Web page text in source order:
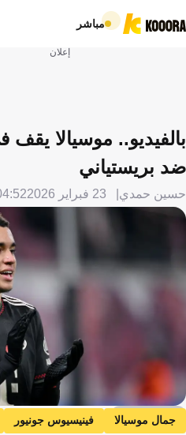
مباشر
إعلان
بالفيديو.. موسيالا
ضد بريستياني
حسين حمدي 23 فبراير 2026
Getty Images
جمال موسيالا فينيسيوس جونيور